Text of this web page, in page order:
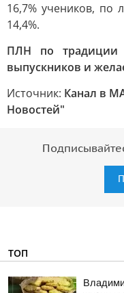
16,7% учеников,
14,4%.
ПЛН по традиции
выпускников и
Источник: Канал в
Новостей"
ТОП